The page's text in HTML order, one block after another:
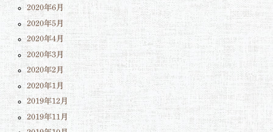
2020年6月
2020年5月
2020年4月
2020年3月
2020年2月
2020年1月
2019年12月
2019年11月